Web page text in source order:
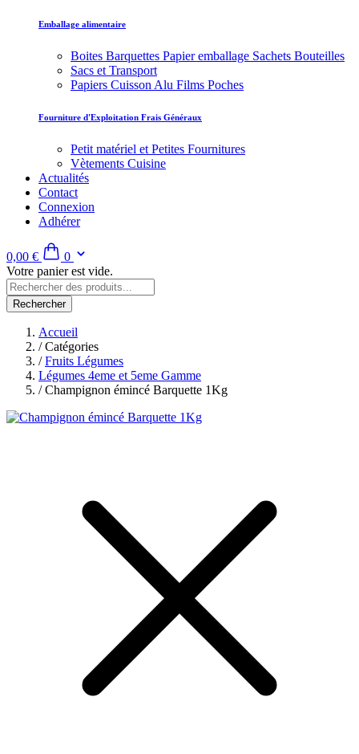
Emballage alimentaire
Boites Barquettes Papier emballage Sachets Bouteilles
Sacs et Transport
Papiers Cuisson Alu Films Poches
Fourniture d'Exploitation Frais Généraux
Petit matériel et Petites Fournitures
Vètements Cuisine
Actualités
Contact
Connexion
Adhérer
0,00 €
0
Votre panier est vide.
Rechercher
Accueil
/Catégories
/ Fruits Légumes
Légumes 4eme et 5eme Gamme
/Champignon émincé Barquette 1Kg